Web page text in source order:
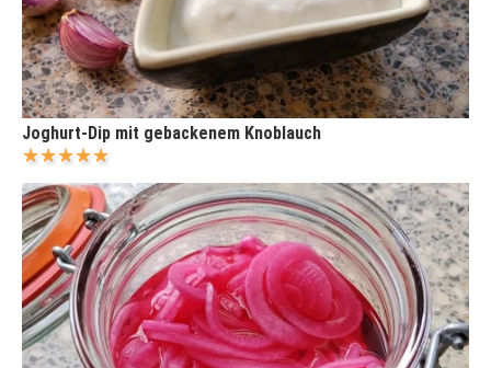
Joghurt-Dip mit gebackenem Knoblauch